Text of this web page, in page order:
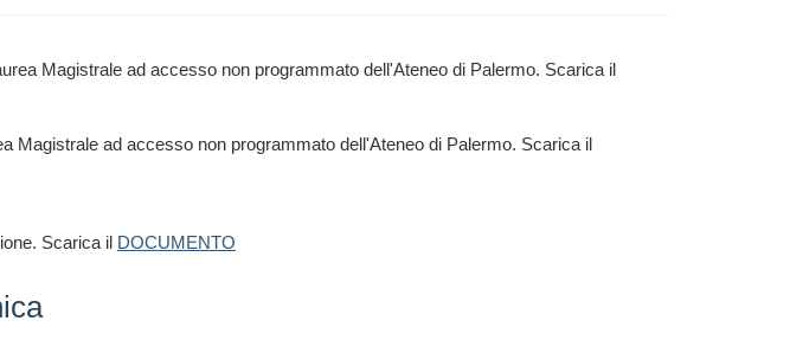
Magistrale ad accesso non programmato dell'Ateneo di Palermo. Scarica il
Magistrale ad accesso non programmato dell'Ateneo di Palermo. Scarica il
Scarica il DOCUMENTO